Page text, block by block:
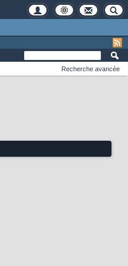
Recherche avancée